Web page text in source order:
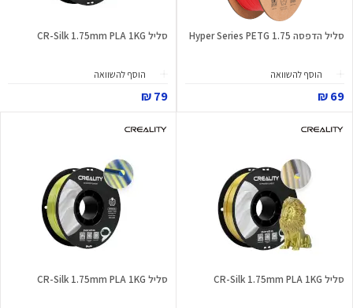
סליל הדפסה Hyper Series PETG 1.75
הוסף להשוואה
69 ₪
סליל CR-Silk 1.75mm PLA 1KG
הוסף להשוואה
79 ₪
סליל CR-Silk 1.75mm PLA 1KG סליל CR-Silk 1.75mm PLA 1KG